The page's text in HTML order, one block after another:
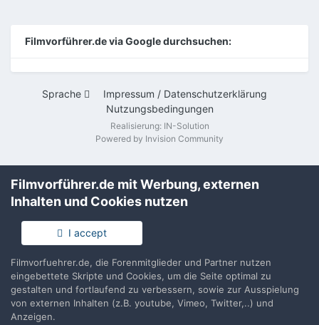
Filmvorführer.de via Google durchsuchen:
Sprache
Impressum / Datenschutzerklärung
Nutzungsbedingungen
Realisierung: IN-Solution
Powered by Invision Community
Filmvorführer.de mit Werbung, externen
Inhalten und Cookies nutzen
I accept
Filmvorfuehrer.de, die Forenmitglieder und Partner nutzen
eingebettete Skripte und Cookies, um die Seite optimal zu
gestalten und fortlaufend zu verbessern, sowie zur Ausspielung
von externen Inhalten (z.B. youtube, Vimeo, Twitter,..) und
Anzeigen.